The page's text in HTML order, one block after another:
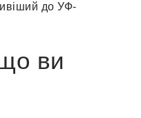
до УФ-
ви